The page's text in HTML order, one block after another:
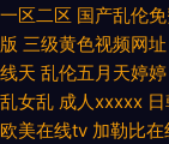
一区二区 国产乱伦
版 三级黄色视频网址
线天 乱伦五月天婷婷
乱女乱 成人xxxxx
欧美在线tv 加勒比